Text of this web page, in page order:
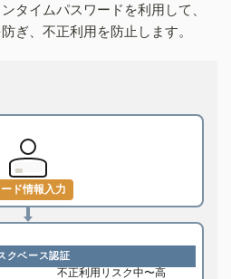
タイムパスワードを利用して、
ぎ、不正利用を防止します。
ド情報入力
クベース認証
不正利用リスク中〜高